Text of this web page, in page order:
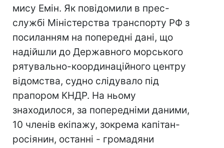
мису Емін. Як повідомили в прес-
службі Міністерства транспорту РФ з
посиланням на попередні дані, що
надійшли до Державного морського
рятувально-координаційного центру
відомства, судно слідувало під
прапором КНДР. На ньому
знаходилося, за попередніми даними,
10 членів екіпажу, зокрема капітан-
росіянин, останні - громадяни